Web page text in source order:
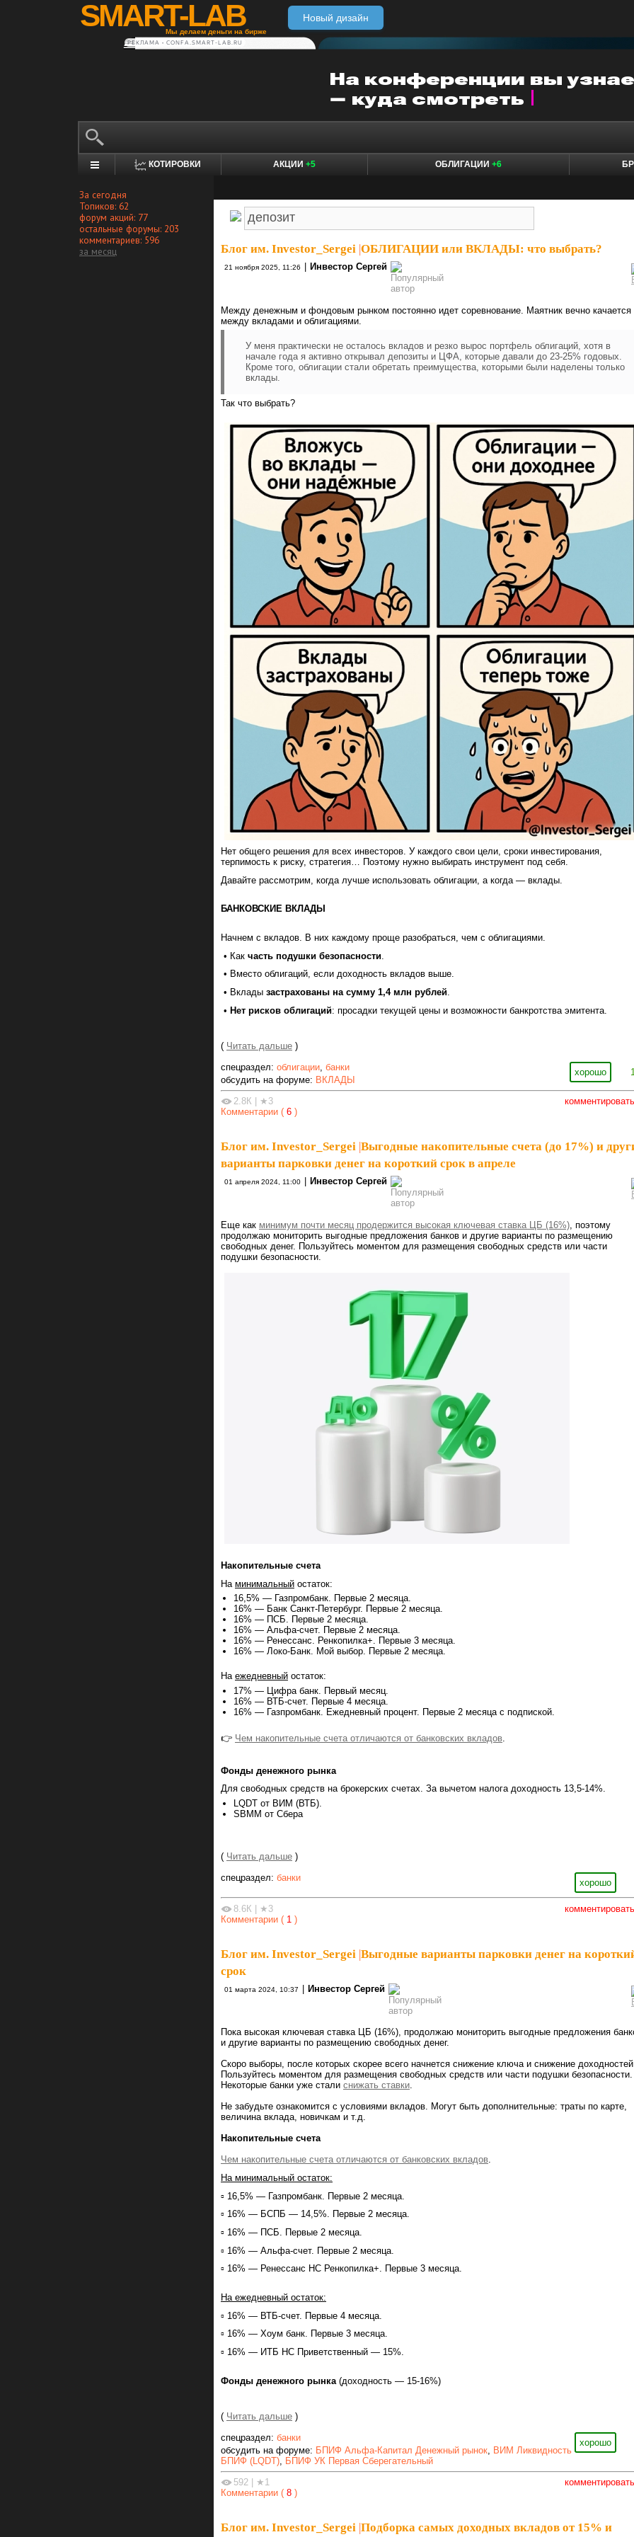
SMART-LAB
Мы делаем деньги на бирже
Новый дизайн
РЕКЛАМА • CONFA.SMART-LAB.RU
КОТИРОВКИ АКЦИИ +5 ОБЛИГАЦИИ +6
За сегодня
Топиков: 62
форум акций: 77
остальные форумы: 203
комментариев: 596
за месяц
Блог им. Investor_Sergei ОБЛИГАЦИИ или ВКЛАДЫ: что выбрать?
21 ноября 2025, 11:26 Инвестор Сергей
Между денежным и фондовым рынком постоянно идет соревнование. Маятник вечно качается
между вкладами и облигациями.
У меня практически не осталось вкладов и резко вырос портфель облигаций, хотя в
начале года я активно открывал депозиты и ЦФА, которые давали до 23-25% годовых.
Кроме того, облигации стали обретать преимущества, которыми были наделены только
вклады.
Так что выбрать?
Нет общего решения для всех инвесторов. У каждого свои цели, сроки инвестирования,
терпимость к риску, стратегия… Поэтому нужно выбирать инструмент под себя.
Давайте рассмотрим, когда лучше использовать облигации, а когда — вклады.
БАНКОВСКИЕ ВКЛАДЫ
Начнем с вкладов. В них каждому проще разобраться, чем с облигациями.
• Как часть подушки безопасности
• Вместо облигаций, если доходность вкладов выше.
• Вклады застрахованы на сумму 1,4 млн рублей
• Нет рисков облигаций: просадки текущей цены и возможности банкротства эмитента.
( Читать дальше )
хорошо
спецраздел: облигации банки
обсудить на форуме: ВКЛАДЫ
комментировать
2.8К
★3
Комментарии ( 6 )
Блог им. Investor_Sergei Выгодные накопительные счета (до 17%) и
варианты парковки денег на короткий срок в апреле
01 апреля 2024, 11:00 Инвестор Сергей
Еще как минимум почти месяц продержится высокая ключевая ставка ЦБ (16%) , поэтому
продолжаю мониторить выгодные предложения банков и другие варианты по размещению
свободных денег. Пользуйтесь моментом для размещения свободных средств или части
подушки безопасности.
Накопительные счета
На минимальный остаток:
16,5% — Газпромбанк. Первые 2 месяца.
16% — Банк Санкт-Петербург. Первые 2 месяца.
16% — ПСБ. Первые 2 месяца.
16% — Альфа-счет. Первые 2 месяца.
16% — Ренессанс. Ренкопилка+. Первые 3 месяца.
16% — Локо-Банк. Мой выбор. Первые 2 месяца.
На ежедневный остаток:
17% — Цифра банк. Первый месяц.
16% — ВТБ-счет. Первые 4 месяца.
16% — Газпромбанк. Ежедневный процент. Первые 2 месяца с подпиской.
👉 Чем накопительные счета отличаются от банковских вкладов.
Фонды денежного рынка
Для свободных средств на брокерских счетах. За вычетом налога доходность 13,5-14%.
LQDT от ВИМ (ВТБ).
SBMM от Сбера
( Читать дальше )
хорошо
спецраздел: банки
комментировать
8.6К
★3
Комментарии ( 1 )
Блог им. Investor_Sergei |Выгодные варианты парковки денег на
срок
01 марта 2024, 10:37 Инвестор Сергей
Пока высокая ключевая ставка ЦБ (16%), продолжаю мониторить выгодные предложения
и другие варианты по размещению свободных денег.
Скоро выборы, после которых скорее всего начнется снижение ключа и снижение
Пользуйтесь моментом для размещения свободных средств или части подушки безопасности.
Некоторые банки уже стали снижать ставки.
Не забудьте ознакомится с условиями вкладов. Могут быть дополнительные: траты по карте,
величина вклада, новичкам и т.д.
Накопительные счета
Чем накопительные счета отличаются от банковских вкладов.
На минимальный остаток:
▫️ 16,5% — Газпромбанк. Первые 2 месяца.
▫️ 16% — БСПБ — 14,5%. Первые 2 месяца.
▫️ 16% — ПСБ. Первые 2 месяца.
▫️ 16% — Альфа-счет. Первые 2 месяца.
▫️ 16% — Ренессанс НС Ренкопилка+. Первые 3 месяца.
На ежедневный остаток:
▫️ 16% — ВТБ-счет. Первые 4 месяца.
▫️ 16% — Хоум банк. Первые 3 месяца.
▫️ 16% — ИТБ НС Приветственный — 15%.
Фонды денежного рынка (доходность — 15-16%)
( Читать дальше )
хорошо
спецраздел: банки
обсудить на форуме: БПИФ Альфа-Капитал Денежный рынок
ВИМ Ликвидность
БПИФ (LQDT)
БПИФ УК Первая Сберегательный
комментировать
592
★1
Комментарии ( 8 )
Блог им. Investor_Sergei Подборка самых доходных вкладов от 15% и